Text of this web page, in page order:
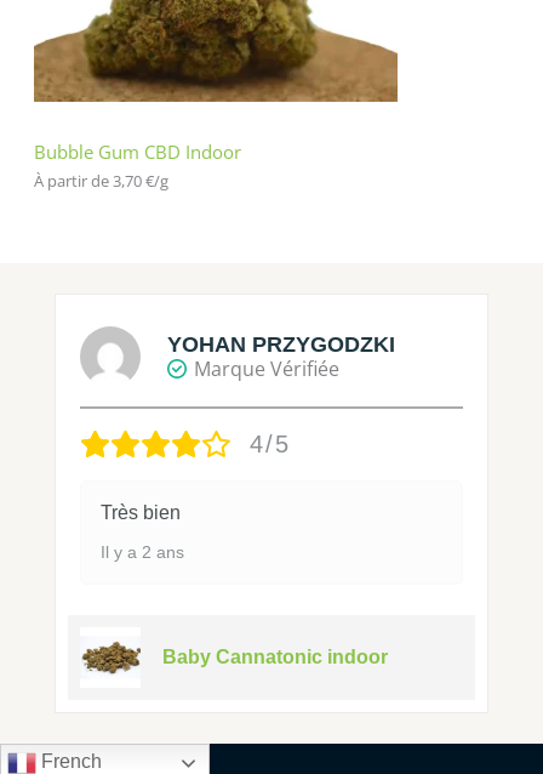
Bubble Gum CBD Indoor
À partir de 3,70€/g
YOHAN PRZYGODZKI
Marque Vérifiée
4/5
Très bien
Il y a 2 ans
Baby Cannatonic indoor
French